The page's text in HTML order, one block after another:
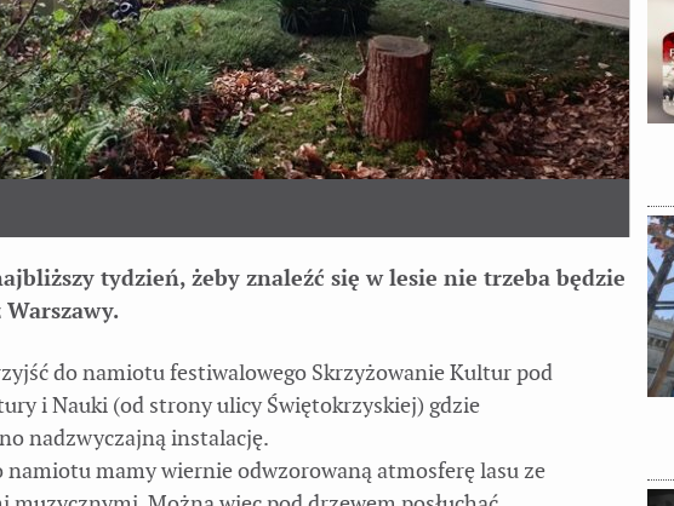
tydzień, żeby znaleźć się w lesie nie trzeba będzie
do namiotu festiwalowego Skrzyżowanie Kultur pod
i Nauki (od strony ulicy Świętokrzyskiej) gdzie
nadzwyczajną instalację.
namiotu mamy wiernie odwzorowaną atmosferę lasu ze